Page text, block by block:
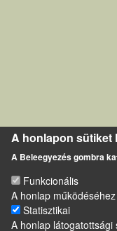
A honlapon sütiket
A Beleegyezés gombra
Funkcionális
A honlap
Statisztikai
A honlap látogatottsági